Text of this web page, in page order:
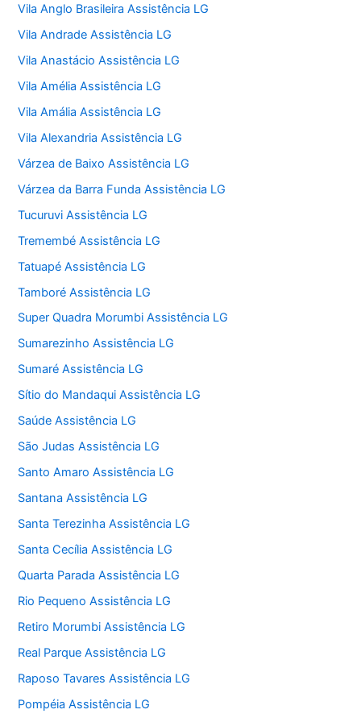
Vila Anglo Brasileira Assistência LG
Vila Andrade Assistência LG
Vila Anastácio Assistência LG
Vila Amélia Assistência LG
Vila Amália Assistência LG
Vila Alexandria Assistência LG
Várzea de Baixo Assistência LG
Várzea da Barra Funda Assistência LG
Tucuruvi Assistência LG
Tremembé Assistência LG
Tatuapé Assistência LG
Tamboré Assistência LG
Super Quadra Morumbi Assistência LG
Sumarezinho Assistência LG
Sumaré Assistência LG
Sítio do Mandaqui Assistência LG
Saúde Assistência LG
São Judas Assistência LG
Santo Amaro Assistência LG
Santana Assistência LG
Santa Terezinha Assistência LG
Santa Cecília Assistência LG
Quarta Parada Assistência LG
Rio Pequeno Assistência LG
Retiro Morumbi Assistência LG
Real Parque Assistência LG
Raposo Tavares Assistência LG
Pompéia Assistência LG